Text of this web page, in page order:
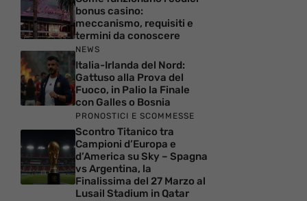
bonus casino:
meccanismo, requisiti e
termini da conoscere
NEWS
Italia-Irlanda del Nord:
Gattuso alla Prova del
Fuoco, in Palio la Finale
con Galles o Bosnia
PRONOSTICI E SCOMMESSE
Scontro Titanico tra
Campioni d’Europa e
d’America su Sky – Spagna
vs Argentina, la
Finalissima del 27 Marzo al
Lusail Stadium in Qatar